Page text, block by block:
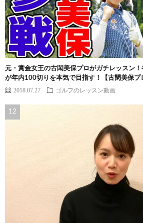
元・賞金女王の古閑美保プロがガチレッスン
が年内100切りを本気で目指す！【古閑美保プ
2018.07.27 ゴルフのレッスン動画